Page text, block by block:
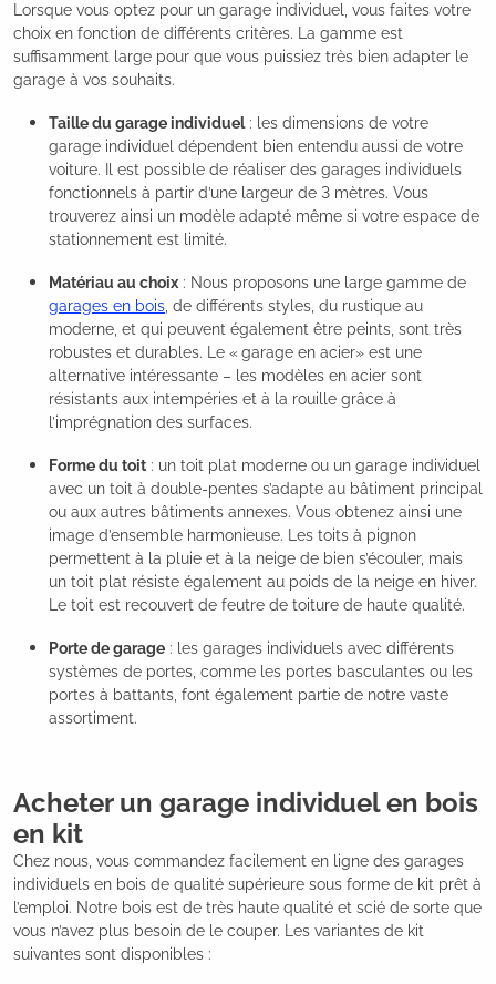
Lorsque vous optez pour un garage individuel, vous faites votre
choix en fonction de différents critères. La gamme est
suffisamment large pour que vous puissiez très bien adapter le
garage à vos souhaits.
Taille du garage individuel: les dimensions de votre
garage individuel dépendent bien entendu aussi de votre
voiture. Il est possible de réaliser des garages individuels
fonctionnels à partir d’une largeur de 3 mètres. Vous
trouverez ainsi un modèle adapté même si votre espace de
stationnement est limité.
Matériau au choix : Nous proposons une large gamme de
garages en bois, de différents styles, du rustique au
moderne, et qui peuvent également être peints, sont très
robustes et durables. Le « garage en acier» est une
alternative intéressante – les modèles en acier sont
résistants aux intempéries et à la rouille grâce à
l’imprégnation des surfaces.
Forme du toit : un toit plat moderne ou un garage individuel
avec un toit à double-pentes s’adapte au bâtiment principal
ou aux autres bâtiments annexes. Vous obtenez ainsi une
image d’ensemble harmonieuse. Les toits à pignon
permettent à la pluie et à la neige de bien s’écouler, mais
un toit plat résiste également au poids de la neige en hiver.
Le toit est recouvert de feutre de toiture de haute qualité.
Porte de garage : les garages individuels avec différents
systèmes de portes, comme les portes basculantes ou les
portes à battants, font également partie de notre vaste
assortiment.
Acheter un garage individuel en bois
en kit
Chez nous, vous commandez facilement en ligne des garages
individuels en bois de qualité supérieure sous forme de kit prêt à
l’emploi. Notre bois est de très haute qualité et scié de sorte que
vous n’avez plus besoin de le couper. Les variantes de kit
suivantes sont disponibles :